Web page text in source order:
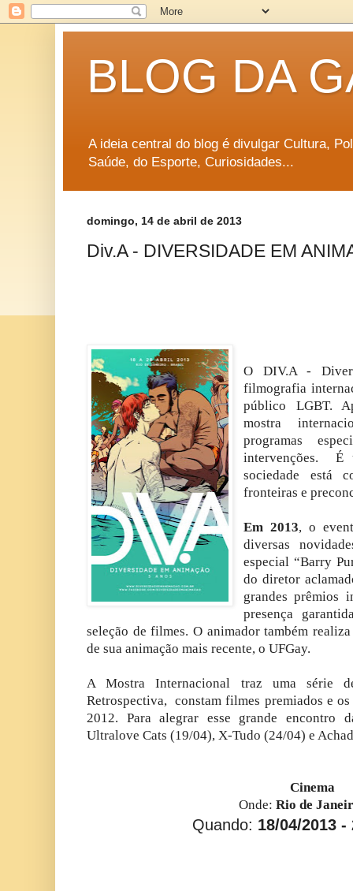
BLOG DA
A ideia central do blog é divulgar Cultura,
Saúde, do Esporte, Curiosidades...
domingo, 14 de abril de 2013
Div.A - DIVERSIDADE EM
O DIV.A -
filmografia
público LGBT.
mostra
programas
intervenções. É
sociedade está
fronteiras e
Em 2013, o
diversas
especial “Barry
do diretor
grandes prêmios
presença
seleção de filmes. O animador também
de sua animação mais recente, o UFGay.
A Mostra Internacional traz uma série
Retrospectiva, constam filmes premiados e
2012. Para alegrar esse grande encontro
Ultralove Cats (19/04), X-Tudo (24/04) e
Cinema
Onde: Rio de
Quando: 18/04/2013 -